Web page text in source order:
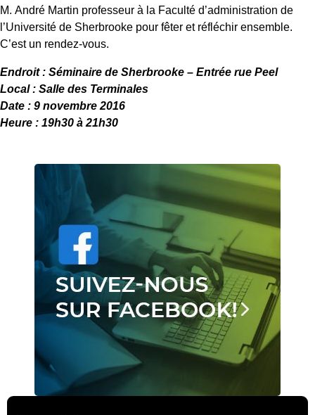
M. André Martin professeur à la Faculté d’administration de
l’Université de Sherbrooke pour fêter et réfléchir ensemble.
C’est un rendez-vous.
Endroit : Séminaire de Sherbrooke – Entrée rue Peel
Local : Salle des Terminales
Date : 9 novembre 2016
Heure : 19h30 à 21h30